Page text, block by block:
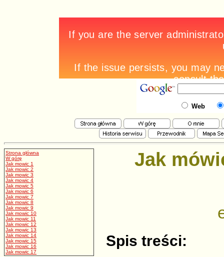
Web
Strona główna
W górę
Jak mowic 1
Jak mowic 2
Jak mowic 3
Jak mowic 4
Jak mowic 5
Jak mowic 6
Jak mowic 7
Jak mowic 8
Jak mowic 9
Jak mowic 10
Jak mowic 11
Jak mowic 12
Jak mowic 13
Jak mowic 14
Jak mowic 15
Jak mowic 16
Jak mowic 17
Jak
Spis treści: